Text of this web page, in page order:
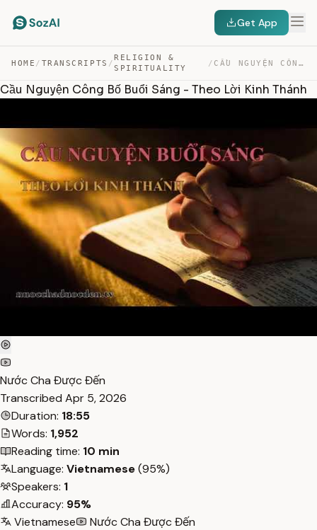
Get App
HOME / TRANSCRIPTS /
RELIGION &
SPIRITUALITY
/ CẦU NGUYỆN CÔNG BỐ BUỔI SÁNG – THEO LỜI KINH THÁNH — TRANSCRIPT
Cầu Nguyện Công Bố Buổi Sáng - Theo Lời Kinh Thánh
Nước Cha Được Đến
Transcribed Apr 5, 2026
Duration: 18:55
Words: 1,952
Reading time: 10 min
Language: Vietnamese(95%)
Speakers: 1
Accuracy: 95%
Vietnamese
Nước Cha Được Đến